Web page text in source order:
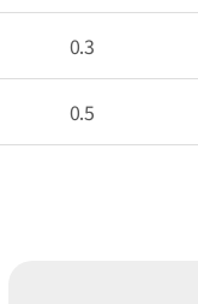
0.3
0.5